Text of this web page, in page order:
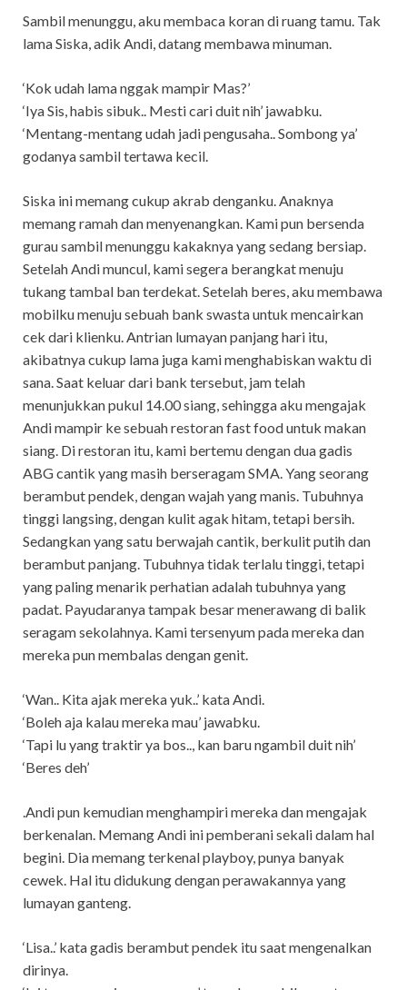
Sambil menunggu, aku membaca koran di ruang tamu. Tak
lama Siska, adik Andi, datang membawa minuman.
‘Kok udah lama nggak mampir Mas?’
‘Iya Sis, habis sibuk.. Mesti cari duit nih’ jawabku.
‘Mentang-mentang udah jadi pengusaha.. Sombong ya’
godanya sambil tertawa kecil.
Siska ini memang cukup akrab denganku. Anaknya
memang ramah dan menyenangkan. Kami pun bersenda
gurau sambil menunggu kakaknya yang sedang bersiap.
Setelah Andi muncul, kami segera berangkat menuju
tukang tambal ban terdekat. Setelah beres, aku membawa
mobilku menuju sebuah bank swasta untuk mencairkan
cek dari klienku. Antrian lumayan panjang hari itu,
akibatnya cukup lama juga kami menghabiskan waktu di
sana. Saat keluar dari bank tersebut, jam telah
menunjukkan pukul 14.00 siang, sehingga aku mengajak
Andi mampir ke sebuah restoran fast food untuk makan
siang. Di restoran itu, kami bertemu dengan dua gadis
ABG cantik yang masih berseragam SMA. Yang seorang
berambut pendek, dengan wajah yang manis. Tubuhnya
tinggi langsing, dengan kulit agak hitam, tetapi bersih.
Sedangkan yang satu berwajah cantik, berkulit putih dan
berambut panjang. Tubuhnya tidak terlalu tinggi, tetapi
yang paling menarik perhatian adalah tubuhnya yang
padat. Payudaranya tampak besar menerawang di balik
seragam sekolahnya. Kami tersenyum pada mereka dan
mereka pun membalas dengan genit.
‘Wan.. Kita ajak mereka yuk..’ kata Andi.
‘Boleh aja kalau mereka mau’ jawabku.
‘Tapi lu yang traktir ya bos.., kan baru ngambil duit nih’
‘Beres deh’
.Andi pun kemudian menghampiri mereka dan mengajak
berkenalan. Memang Andi ini pemberani sekali dalam hal
begini. Dia memang terkenal playboy, punya banyak
cewek. Hal itu didukung dengan perawakannya yang
lumayan ganteng.
‘Lisa..’ kata gadis berambut pendek itu saat mengenalkan
dirinya.